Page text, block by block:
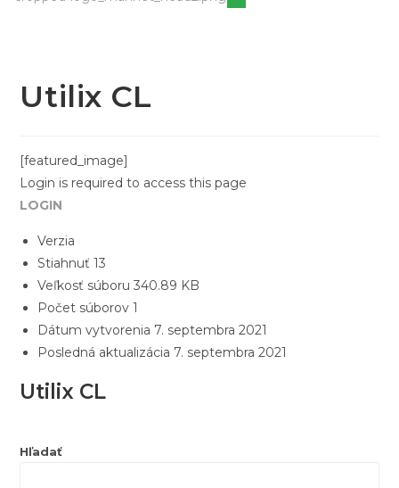
Utilix CL
[featured_image]
Login is required to access this page
LOGIN
Verzia
Stiahnuť13
Veľkosť súboru340.89 KB
Počet súborov1
Dátum vytvorenia 7. septembra 2021
Posledná aktualizácia 7. septembra 2021
Utilix CL
Hľadať